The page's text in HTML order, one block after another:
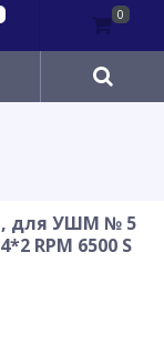
для УШМ № 5
RPM 6500 S
0